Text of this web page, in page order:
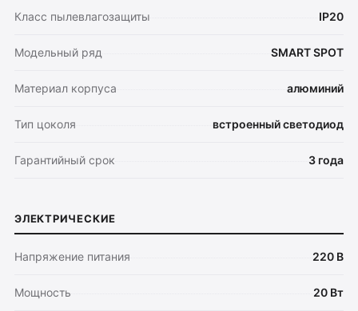
Класс пылевлагозащиты IP20
Модельный ряд SMART SPOT
Материал корпуса алюминий
Тип цоколя встроенный светодиод
Гарантийный срок 3 года
ЭЛЕКТРИЧЕСКИЕ
Напряжение питания 220 В
Мощность 20 Вт